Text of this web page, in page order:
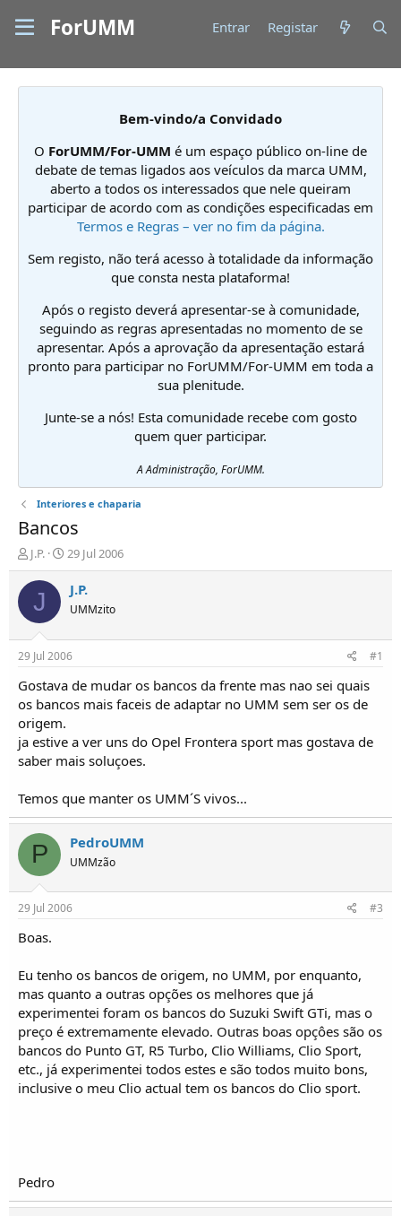
ForUMM Entrar Registar
Bem-vindo/a Convidado
O ForUMM/For-UMM é um espaço público on-line de
debate de temas ligados aos veículos da marca UMM,
aberto a todos os interessados que nele queiram
participar de acordo com as condições especificadas em
Termos e Regras – ver no fim da página.
Sem registo, não terá acesso à totalidade da informação
que consta nesta plataforma!
Após o registo deverá apresentar-se à comunidade,
seguindo as regras apresentadas no momento de se
apresentar. Após a aprovação da apresentação estará
pronto para participar no ForUMM/For-UMM em toda a
sua plenitude.
Junte-se a nós! Esta comunidade recebe com gosto
quem quer participar.
A Administração, ForUMM.
Interiores e chaparia
Bancos
I
n
i
i
d
o
r
e
T
ó
p
c
s
J.P.
D
a
a
d
i
n
í
i
29 Jul 2006
J J.P.
UMMzito
29 Jul 2006 #1
Gostava de mudar os bancos da frente mas nao sei quais
os bancos mais faceis de adaptar no UMM sem ser os de
origem.
ja estive a ver uns do Opel Frontera sport mas gostava de
saber mais soluçoes.
Temos que manter os UMM´S vivos...
P PedroUMM
UMMzão
29 Jul 2006 #3
Boas.
Eu tenho os bancos de origem, no UMM, por enquanto,
mas quanto a outras opções os melhores que já
experimentei foram os bancos do Suzuki Swift GTi, mas o
preço é extremamente elevado. Outras boas opçôes são os
bancos do Punto GT, R5 Turbo, Clio Williams, Clio Sport,
etc., já experimentei todos estes e são todos muito bons,
inclusive o meu Clio actual tem os bancos do Clio sport.
Pedro